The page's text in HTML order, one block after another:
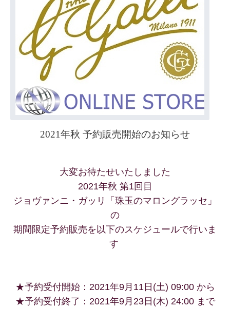
2021年秋 予約販売開始のお知らせ
大変お待たせいたしました
2021年秋 第1回目
ジョヴァンニ・ガッリ「珠玉のマロングラッセ」
の
期間限定予約販売を 以下のスケジュールで行いま
す
★予約受付開始：2021年9月11 日(土) 09:00 から
★予約受付終了：2021年9月23日(木) 24:00 まで